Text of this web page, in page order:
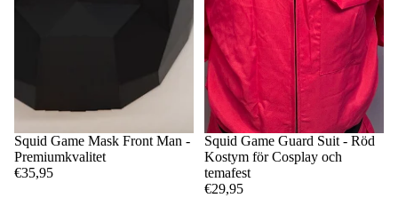
Squid Game Mask Front Man -
Premiumkvalitet
€35,95
Squid Game Guard Suit - Röd
Kostym för Cosplay och
temafest
€29,95